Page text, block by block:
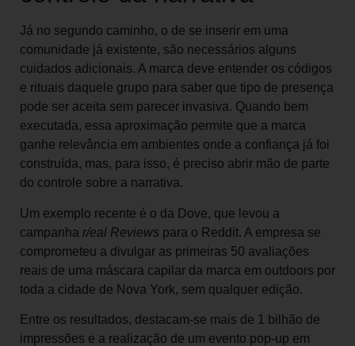
Já no segundo caminho, o de se inserir em uma
comunidade já existente, são necessários alguns
cuidados adicionais. A marca deve entender os códigos
e rituais daquele grupo para saber que tipo de presença
pode ser aceita sem parecer invasiva. Quando bem
executada, essa aproximação permite que a marca
ganhe relevância em ambientes onde a confiança já foi
construída, mas, para isso, é preciso abrir mão de parte
do controle sobre a narrativa.
Um exemplo recente é o da Dove, que levou a
campanha r/eal Reviews para o Reddit. A empresa se
comprometeu a divulgar as primeiras 50 avaliações
reais de uma máscara capilar da marca em outdoors por
toda a cidade de Nova York, sem qualquer edição.
Entre os resultados, destacam-se mais de 1 bilhão de
impressões e a realização de um evento pop-up em